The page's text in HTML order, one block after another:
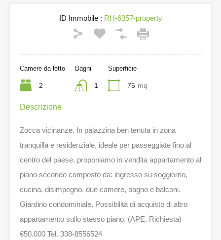
ID Immobile : RH-6357-property
Camere da letto
2
Bagni
1
Superficie
75 mq
Descrizione
Zocca vicinanze. In palazzina ben tenuta in zona
tranquilla e residenziale, ideale per passeggiate fino al
centro del paese, proponiamo in vendita appartamento al
piano secondo composto da: ingresso su soggiorno,
cucina, disimpegno, due camere, bagno e balconi.
Giardino condominiale. Possibilità di acquisto di altro
appartamento sullo stesso piano. (APE. Richiesta)
€50.000 Tel. 338-8556524